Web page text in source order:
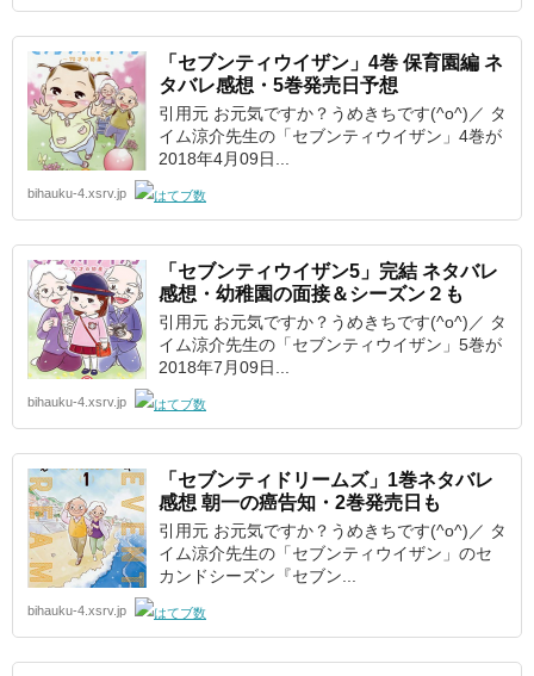
「セブンティウイザン」4巻 保育園編 ネ
タバレ感想・5巻発売日予想
引用元 お元気ですか？うめきちです(^o^)／ タ
イム涼介先生の「セブンティウイザン」4巻が
2018年4月09日...
bihauku-4.xsrv.jp
「セブンティウイザン5」完結 ネタバレ
感想・幼稚園の面接＆シーズン２も
引用元 お元気ですか？うめきちです(^o^)／ タ
イム涼介先生の「セブンティウイザン」5巻が
2018年7月09日...
bihauku-4.xsrv.jp
「セブンティドリームズ」1巻ネタバレ
感想 朝一の癌告知・2巻発売日も
引用元 お元気ですか？うめきちです(^o^)／ タ
イム涼介先生の「セブンティウイザン」のセ
カンドシーズン『セブン...
bihauku-4.xsrv.jp